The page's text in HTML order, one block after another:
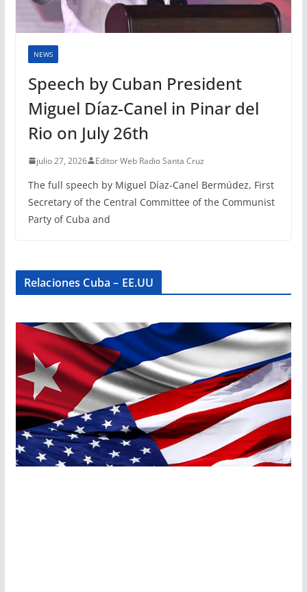
NEWS
Speech by Cuban President
Miguel Díaz-Canel in Pinar del
Rio on July 26th
julio 27, 2026 Editor Web Radio Santa Cruz
The full speech by Miguel Díaz-Canel Bermúdez, First
Secretary of the Central Committee of the Communist
Party of Cuba and
Relaciones Cuba – EE.UU